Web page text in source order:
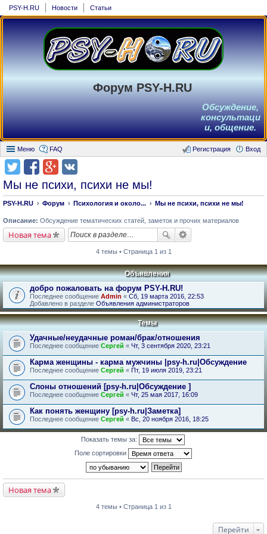
PSY-H.RU Новости Статьи
Форум PSY-H.RU
Обсуждение,
консультаци
и, общение.
Меню FAQ Вход
Регистрация
Мы не психи, психи не мы!
PSY-H.RU Форум Психология и около... Мы не психи, психи не мы!
Описание: Обсуждение тематических статей, заметок и прочих материалов
Новая тема
4 темы • Страница 1 из 1
Объявления
добро пожаловать на форум PSY-H.RU!
Последнее сообщение Admin « Сб, 19 марта 2016, 22:53
Добавлено в разделе Объявления администраторов
Темы
Удачные/неудачные роман/брак/отношения
Последнее сообщение Сергей « Чт, 3 сентября 2020, 23:21
Карма женщины - карма мужчины |psy-h.ru|Обсуждение
Последнее сообщение Сергей « Пт, 19 июля 2019, 23:21
Слоны отношений [psy-h.ru|Обсуждение ]
Последнее сообщение Сергей « Чт, 25 мая 2017, 16:09
Как понять женщину [psy-h.ru|Заметка]
Последнее сообщение Сергей « Вс, 20 ноября 2016, 18:25
Показать темы за:
Поле сортировки
Новая тема
4 темы • Страница 1 из 1
Перейти